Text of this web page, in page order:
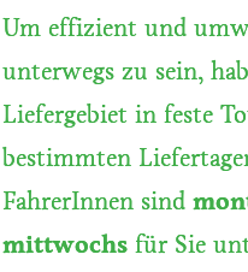
Um effizient und
unterwegs zu sein,
Liefergebiet in feste
bestimmten
FahrerInnen sind
mittwochs für Sie